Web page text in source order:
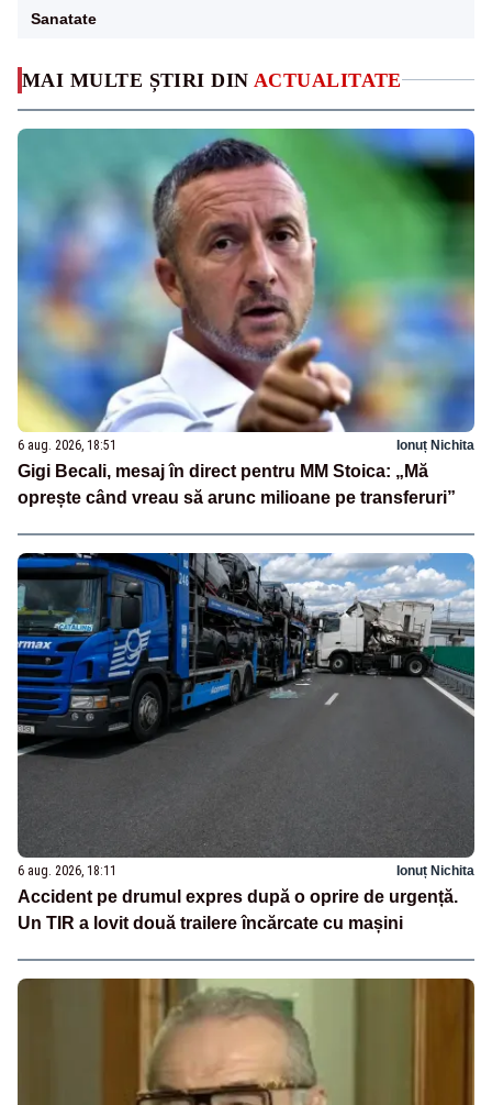
MAI MULTE ȘTIRI DIN ACTUALITATE
6 aug. 2026, 18:51 Ionuț Nichita
Gigi Becali, mesaj în direct pentru MM Stoica: „Mă
oprește când vreau să arunc milioane pe transferuri”
6 aug. 2026, 18:11 Ionuț Nichita
Accident pe drumul expres după o oprire de urgență.
Un TIR a lovit două trailere încărcate cu mașini
Sanatate